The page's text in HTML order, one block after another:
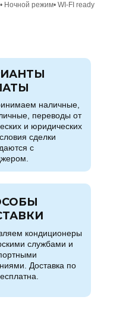
Ночной режим• WI-FI ready
наличные,
переводы от
и юридических
сделки
с
кондиционеры
службами и
Доставка по